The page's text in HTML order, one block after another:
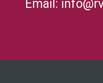
Email: